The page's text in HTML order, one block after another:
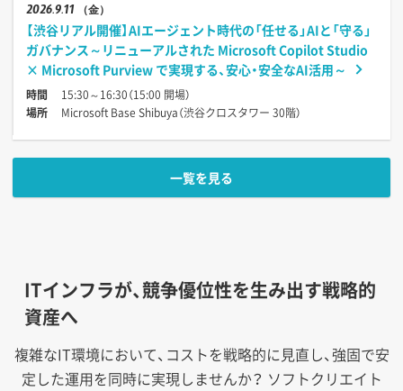
20269.11 （金）
【渋谷リアル開催】AIエージェント時代の「任せる」AIと「守る」
ガバナンス～リニューアルされた Microsoft Copilot Studio
× Microsoft Purview で実現する、安心・安全なAI活用～
時間
15:30～16:30（15:00 開場）
場所
Microsoft Base Shibuya（渋谷クロスタワー 30階）
一覧を見る
ITインフラが、競争優位性を生み出す戦略的
資産へ
複雑なIT環境において、コストを戦略的に見直し、強固で安
定した運用を同時に実現しませんか？ ソフトクリエイト